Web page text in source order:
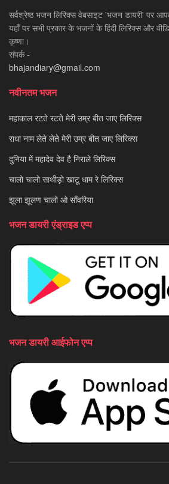
सर्वश्रेष्ठ भजन लिरिक्स वेबसाइट 'भजन डायरी' पर
यहाँ पर सभी प्रकार के भजनों के हिंदी लिरिक्स और
कृष्णा।
संपर्क -
bhajandiary@gmail.com
नवीनतम भजन
महाकाल रटते रटते मेरी उम्र बीत जाए लिरिक्स
राधा नाम लेते लेते मेरी उम्र बीत जाए लिरिक्स
दुनिया में महादेव देव है निराले लिरिक्स
चालो चालो साथीड़ो खाटू धाम रे लिरिक्स
झूला झूलण चालो ओ साँवरिया
भजन डायरी एंड्राइड एप्प
भजन डायरी आईफोन एप्प